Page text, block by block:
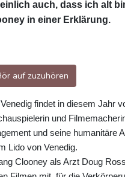
auch, dass ich alt
in einer Erklärung.
auf zuzuhören
findet in diesem Jahr
und
und seine humanitäre
Lido von Venedig.
Clooney als Arzt Doug